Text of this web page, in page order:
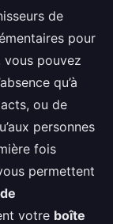
de
pour
vous pouvez
qu’à
ou de
personnes
fois
permettent
votre boîte